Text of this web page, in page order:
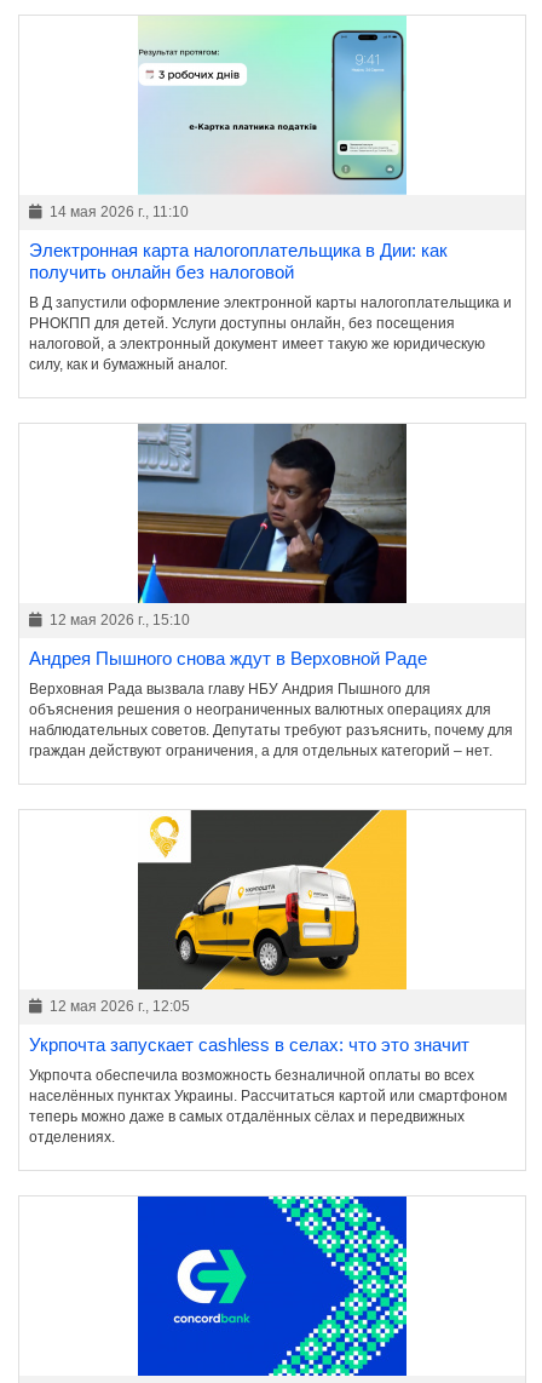
14 мая 2026 г., 11:10
Электронная карта налогоплательщика в Дии: как
получить онлайн без налоговой
В Д запустили оформление электронной карты налогоплательщика и
РНОКПП для детей. Услуги доступны онлайн, без посещения
налоговой, а электронный документ имеет такую же юридическую
силу, как и бумажный аналог.
12 мая 2026 г., 15:10
Андрея Пышного снова ждут в Верховной Раде
Верховная Рада вызвала главу НБУ Андрия Пышного для
объяснения решения о неограниченных валютных операциях для
наблюдательных советов. Депутаты требуют разъяснить, почему для
граждан действуют ограничения, а для отдельных категорий – нет.
12 мая 2026 г., 12:05
Укрпочта запускает cashless в селах: что это значит
Укрпочта обеспечила возможность безналичной оплаты во всех
населённых пунктах Украины. Рассчитаться картой или смартфоном
теперь можно даже в самых отдалённых сёлах и передвижных
отделениях.